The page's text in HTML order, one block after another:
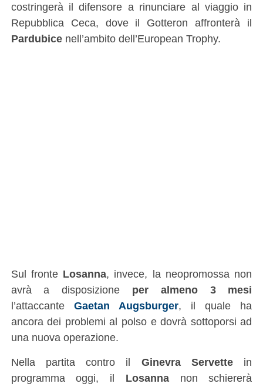
costringerà il difensore a rinunciare al viaggio in
Repubblica Ceca, dove il Gotteron affronterà il
Pardubicenell’ambito dell’European Trophy.
Sul fronte Losanna, invece, la neopromossa non
avrà a disposizione per almeno 3 mesi
l’attaccante Gaetan Augsburger, il quale ha
ancora dei problemi al polso e dovrà sottoporsi ad
una nuova operazione.
Nella partita contro il Ginevra Servette in
programma oggi, il Losannanon schiererà